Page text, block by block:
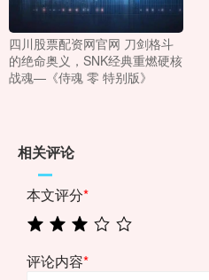
四川股票配资网官网 刀剑格斗
的绝命奥义，SNK经典重燃硬核
战魂—《侍魂 零 特别版》
相关评论
本文评分*
评论内容*